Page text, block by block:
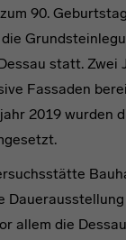
90.
statt. Zwei
Fassaden
2019 wurden
allem die